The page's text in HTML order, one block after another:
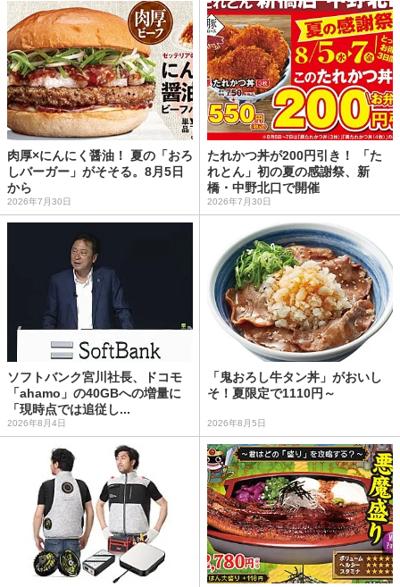
肉厚×にんにく醤油！ 夏の「おろ
しバーガー」がそそる。8月5日
から
2026年7月30日
たれかつ丼が200円引き！ 「た
れとん」初の夏の感謝祭、新
橋・中野北口で開催
2026年7月30日
ソフトバンク宮川社長、ドコモ
「ahamo」の40GBへの増量に
「現時点では追従し...
2026年8月4日
「鬼おろし牛タン丼」がおいし
そ！夏限定で1110円～
2026年8月5日